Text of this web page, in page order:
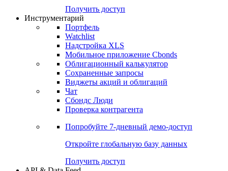
Попробуйте7-дневный
Откройте глобальную базу данных
Получить доступ
Инструментарий
Портфель
Watchlist
Надстройка XLS
Мобильное приложение Cbonds
Облигационный калькулятор
Сохраненные запросы
Чат
Проверка контрагента
Попробуйте7-дневный